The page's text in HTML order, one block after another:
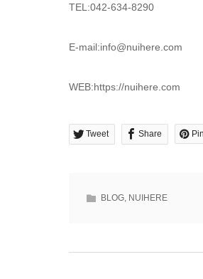
TEL:042-634-8290
E-mail:info@nuihere.com
WEB:https://nuihere.com
Tweet Share
BLOG, NUIHERE